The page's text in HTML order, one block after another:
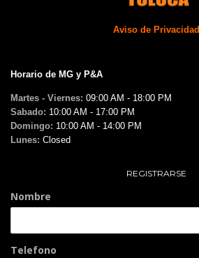
Aviso de Privacidad
Horario de MG y P&A
Martes - Viernes: 09:00 AM - 18:00 PM
Sabado: 10:00 AM - 17:00 PM
Domingo: 10:00 AM - 14:00 PM
Lunes: Closed
REGISTRARSE
Nombre
Telefono